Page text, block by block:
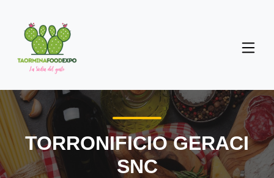
TORRONIFICIO GERACI
SNC